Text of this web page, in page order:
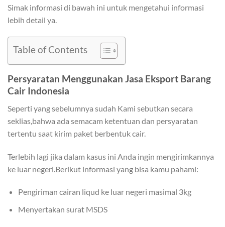
Simak informasi di bawah ini untuk mengetahui informasi
lebih detail ya.
Table of Contents
Persyaratan Menggunakan Jasa Eksport Barang
Cair Indonesia
Seperti yang sebelumnya sudah Kami sebutkan secara
seklias,bahwa ada semacam ketentuan dan persyaratan
tertentu saat kirim paket berbentuk cair.
Terlebih lagi jika dalam kasus ini Anda ingin mengirimkannya
ke luar negeri.Berikut informasi yang bisa kamu pahami:
Pengiriman cairan liqud ke luar negeri masimal 3kg
Menyertakan surat MSDS